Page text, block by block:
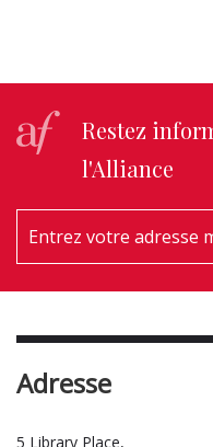
Restez
l'Alliance
Adresse
5 Library Place,